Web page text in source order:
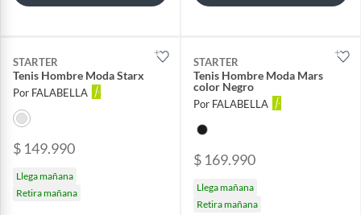
STARTER
Tenis Hombre Moda Starx
Por FALABELLA
$ 149.990
Llega mañana
Retira mañana
STARTER
Tenis Hombre Moda Mars
color Negro
Por FALABELLA
$ 169.990
Llega mañana
Retira mañana